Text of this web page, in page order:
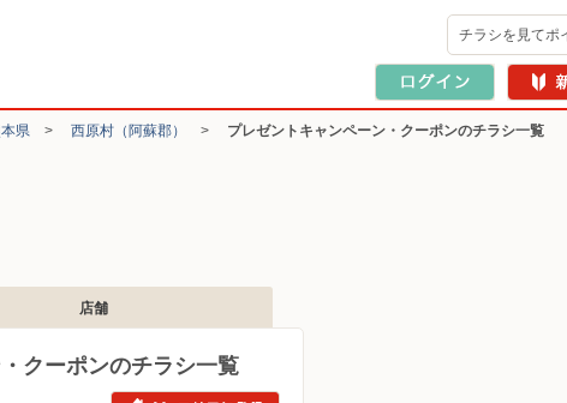
チラシを見てポ
県 > 西原村（阿蘇郡） > プレゼントキャンペーン・クーポンのチラシ一覧
店舗
クーポンのチラシ一覧